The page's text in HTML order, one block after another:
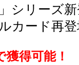
シリーズ新
カード再
獲得可能！